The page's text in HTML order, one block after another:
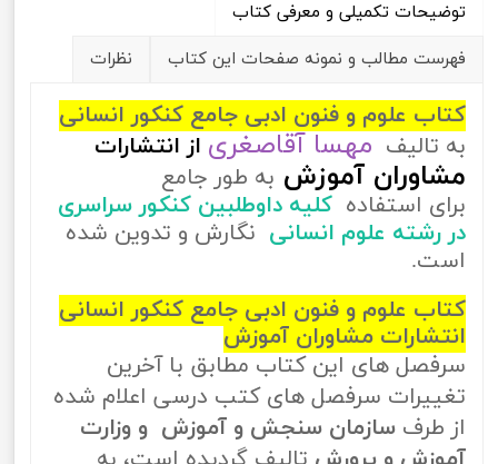
توضیحات تکمیلی و معرفی کتاب
فهرست مطالب و نمونه صفحات این کتاب
نظرات
کتاب علوم و فنون ادبی جامع کنکور انسانی
به تالیف مهسا آقاصغری از انتشارات
مشاوران آموزش به طور جامع
برای استفاده کلیه داوطلبین کنکور سراسری
در رشته علوم انسانی نگارش و تدوین شده
است.
کتاب علوم و فنون ادبی جامع کنکور انسانی
انتشارات مشاوران آموزش
سرفصل های این کتاب مطابق با آخرین
تغییرات سرفصل های کتب درسی اعلام شده
از طرف سازمان سنجش و آموزش و وزارت